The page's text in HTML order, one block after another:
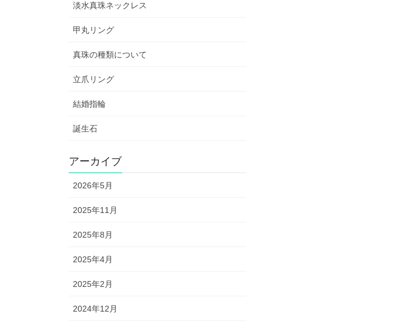
淡水真珠ネックレス
甲丸リング
真珠の種類について
立爪リング
結婚指輪
誕生石
アーカイブ
2026年5月
2025年11月
2025年8月
2025年4月
2025年2月
2024年12月